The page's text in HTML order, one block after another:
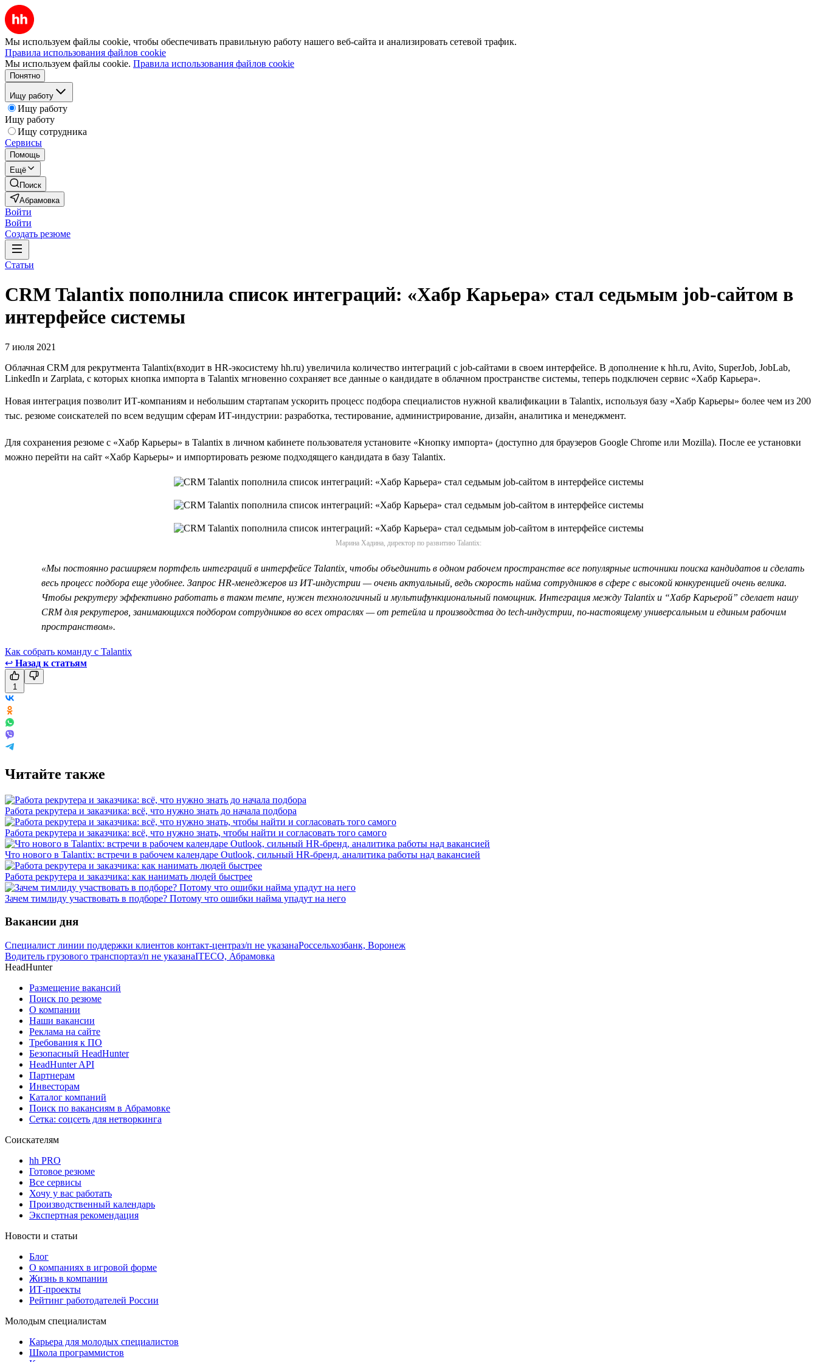
Мы используем файлы cookie, чтобы обеспечивать правильную работу нашего веб-сайта и анализировать сетевой трафик.
Правила использования файлов cookie
Мы используем файлы cookie. Правила использования файлов cookie
Понятно
Ищу работу
Ищу работу
Ищу работу
Ищу сотрудника
Сервисы
Помощь
Ещё
Поиск
Абрамовка
Войти
Войти
Создать резюме
Статьи
CRM Talantix пополнила список интеграций: «Хабр Карьера» стал седьмым job-сайтом в
интерфейсе системы
7 июля 2021
Облачная CRM для рекрутмента Talantix(входит в HR-экосистему hh.ru) увеличила количество интеграций с job-сайтами в своем интерфейсе. В дополнение к hh.ru, Avito, SuperJob, JobLab,
LinkedIn и Zarplata, с которых кнопка импорта в Talantix мгновенно сохраняет все данные о кандидате в облачном пространстве системы, теперь подключен сервис «Хабр Карьера».
Новая интеграция позволит ИТ-компаниям и небольшим стартапам ускорить процесс подбора специалистов нужной квалификации в Talantix, используя базу «Хабр Карьеры» более чем из 200
тыс. резюме соискателей по всем ведущим сферам ИТ-индустрии: разработка, тестирование, администрирование, дизайн, аналитика и менеджмент.
Для сохранения резюме с «Хабр Карьеры» в Talantix в личном кабинете пользователя установите «Кнопку импорта» (доступно для браузеров Google Chrome или Mozilla). После ее установки
можно перейти на сайт «Хабр Карьеры» и импортировать резюме подходящего кандидата в базу Talantix.
Марина Хадина, директор по развитию Talantix:
«Мы постоянно расширяем портфель интеграций в интерфейсе Talantiх, чтобы объединить в одном рабочем пространстве все популярные источники поиска кандидатов и сделать
весь процесс подбора еще удобнее. Запрос HR-менеджеров из ИТ-индустрии — очень актуальный, ведь скорость найма сотрудников в сфере с высокой конкуренцией очень велика.
Чтобы рекрутеру эффективно работать в таком темпе, нужен технологичный и мультифункциональный помощник. Интеграция между Talantix и “Хабр Карьерой” сделает нашу
CRM для рекрутеров, занимающихся подбором сотрудников во всех отраслях — от ретейла и производства до tech-индустрии, по-настоящему универсальным и единым рабочим
пространством».
Как собрать команду с Talantix
↩ Назад к статьям
1
Читайте также
Работа рекрутера и заказчика: всё, что нужно знать до начала подбора
Работа рекрутера и заказчика: всё, что нужно знать, чтобы найти и согласовать того самого
Что нового в Talantix: встречи в рабочем календаре Outlook, сильный HR-бренд, аналитика работы над вакансией
Работа рекрутера и заказчика: как нанимать людей быстрее
Зачем тимлиду участвовать в подборе? Потому что ошибки найма упадут на него
Вакансии дня
Специалист линии поддержки клиентов контакт-центраз/п не указанаРоссельхозбанк, Воронеж
Водитель грузового транспортаз/п не указанаITECO, Абрамовка
HeadHunter
Размещение вакансий
Поиск по резюме
О компании
Наши вакансии
Реклама на сайте
Требования к ПО
Безопасный HeadHunter
HeadHunter API
Партнерам
Инвесторам
Каталог компаний
Поиск по вакансиям в Абрамовке
Сетка: соцсеть для нетворкинга
Соискателям
hh PRO
Готовое резюме
Все сервисы
Хочу у вас работать
Производственный календарь
Экспертная рекомендация
Новости и статьи
Блог
О компаниях в игровой форме
Жизнь в компании
ИТ-проекты
Рейтинг работодателей России
Молодым специалистам
Карьера для молодых специалистов
Школа программистов